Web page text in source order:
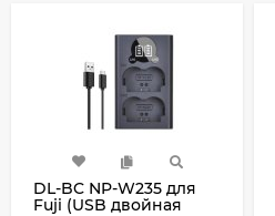
DL-BC NP-W235 для
Fuji (USB двойная